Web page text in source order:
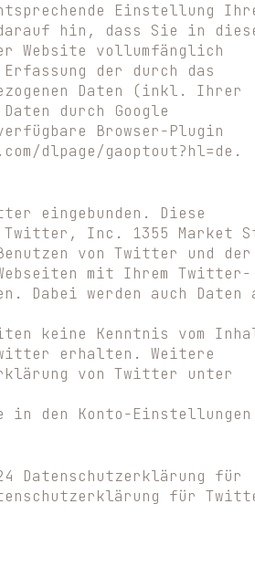
Einstellung
hin, dass Sie in
Website vollumfänglich
der durch das
Daten (inkl. Ihrer
durch Google
Browser-Plugin
dlpage/gaoptout?hl=de.
eingebunden. Diese
Twitter, Inc. 1355 Market
von Twitter und der
mit Ihrem Twitter-
Dabei werden auch Daten
keine Kenntnis vom
erhalten. Weitere
von Twitter unter
in den Konto-Einstellungen
Datenschutzerklärung für
für